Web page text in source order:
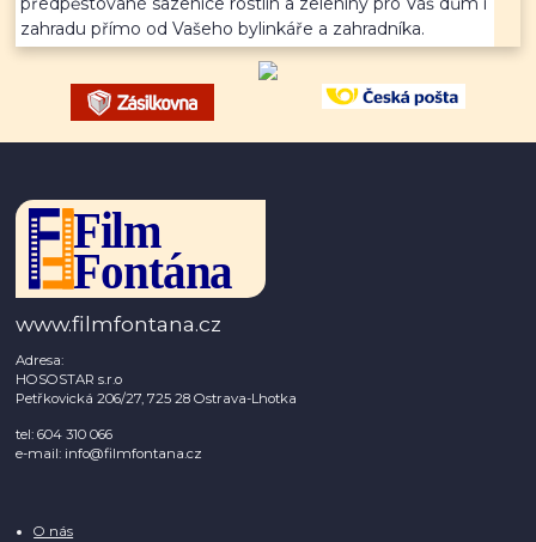
zahradu přímo od Vašeho bylinkáře a zahradníka.
www.filmfontana.cz
Adresa:
HOSOSTAR s.r.o
Petřkovická 206/27, 725 28 Ostrava-Lhotka
tel: 604 310 066
e-mail: info@filmfontana.cz
O nás